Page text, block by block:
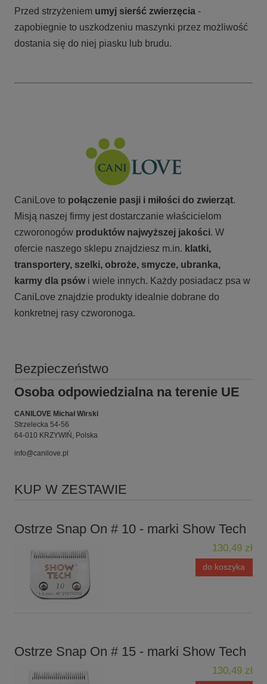
Przed strzyżeniem umyj sierść zwierzęcia -
zapobiegnie to uszkodzeniu maszynki przez możliwość
dostania się do niej piasku lub brudu.
CaniLove to połączenie pasji i miłości do zwierząt.
Misją naszej firmy jest dostarczanie właścicielom
czworonogów produktów najwyższej jakości. W
ofercie naszego sklepu znajdziesz m.in. klatki,
transportery, szelki, obroże, smycze, ubranka,
karmy dla psówi wiele innych. Każdy posiadacz psa w
CaniLove znajdzie produkty idealnie dobrane do
konkretnej rasy czworonoga.
Bezpieczeństwo
Osoba odpowiedzialna na terenie UE
CANILOVE Michał Wirski
Strzelecka 54-56
64-010 KRZYWIŃ, Polska
info@canilove.pl
KUP W ZESTAWIE
Ostrze Snap On # 10 - marki Show Tech
130,49 zł
do koszyka
Ostrze Snap On # 15 - marki Show Tech
130,49 zł